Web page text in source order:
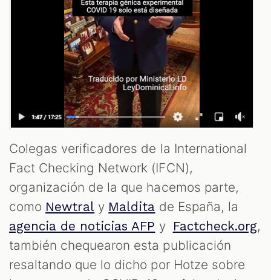
Colegas verificadores de la International
Fact Checking Network (IFCN),
organización de la que hacemos parte,
como Newtral y Maldita de España, la
agencia de noticias AFP y Factcheck.org,
también chequearon esta publicación
resaltando que lo dicho por Hotze sobre